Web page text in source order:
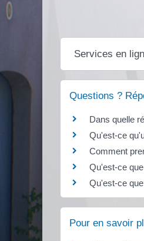
Services en
Questions ?
Dans quelle
Qu'est-ce
Comment
Qu'est-ce
Qu'est-ce
Pour en savoir